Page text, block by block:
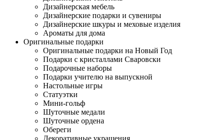
Дизайнерская мебель
Дизайнерские подарки и сувениры
Дизайнерские шкуры и меховые изделия
Ароматы для дома
Оригинальные подарки
Оригинальные подарки на Новый Год
Подарки с кристаллами Сваровски
Подарочные наборы
Подарки учителю на выпускной
Настольные игры
Статуэтки
Мини-гольф
Шуточные медали
Шуточные ордена
Обереги
Декоративные украшения